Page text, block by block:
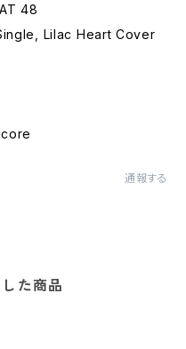
48
Lilac Heart Cover
通報する
た商品